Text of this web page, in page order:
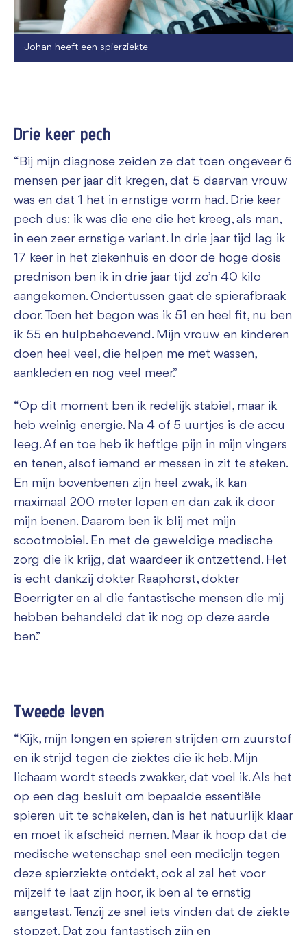
Johan heeft een spierziekte
Drie keer pech
“Bij mijn diagnose zeiden ze dat toen ongeveer 6
mensen per jaar dit kregen, dat 5 daarvan vrouw
was en dat 1 het in ernstige vorm had. Drie keer
pech dus: ik was die ene die het kreeg, als man,
in een zeer ernstige variant. In drie jaar tijd lag ik
17 keer in het ziekenhuis en door de hoge dosis
prednison ben ik in drie jaar tijd zo’n 40 kilo
aangekomen. Ondertussen gaat de spierafbraak
door. Toen het begon was ik 51 en heel fit, nu ben
ik 55 en hulpbehoevend. Mijn vrouw en kinderen
doen heel veel, die helpen me met wassen,
aankleden en nog veel meer.”
“Op dit moment ben ik redelijk stabiel, maar ik
heb weinig energie. Na 4 of 5 uurtjes is de accu
leeg. Af en toe heb ik heftige pijn in mijn vingers
en tenen, alsof iemand er messen in zit te steken.
En mijn bovenbenen zijn heel zwak, ik kan
maximaal 200 meter lopen en dan zak ik door
mijn benen. Daarom ben ik blij met mijn
scootmobiel. En met de geweldige medische
zorg die ik krijg, dat waardeer ik ontzettend. Het
is echt dankzij dokter Raaphorst, dokter
Boerrigter en al die fantastische mensen die mij
hebben behandeld dat ik nog op deze aarde
ben.”
Tweede leven
“Kijk, mijn longen en spieren strijden om zuurstof
en ik strijd tegen de ziektes die ik heb. Mijn
lichaam wordt steeds zwakker, dat voel ik. Als het
op een dag besluit om bepaalde essentiële
spieren uit te schakelen, dan is het natuurlijk klaar
en moet ik afscheid nemen. Maar ik hoop dat de
medische wetenschap snel een medicijn tegen
deze spierziekte ontdekt, ook al zal het voor
mijzelf te laat zijn hoor, ik ben al te ernstig
aangetast. Tenzij ze snel iets vinden dat de ziekte
stopzet. Dat zou fantastisch zijn en